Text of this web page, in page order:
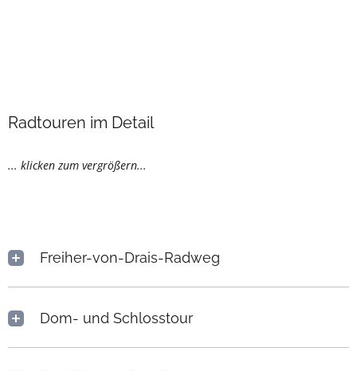
Radtouren im Detail
... klicken zum vergrößern...
Freiher-von-Drais-Radweg
Dom- und Schlosstour